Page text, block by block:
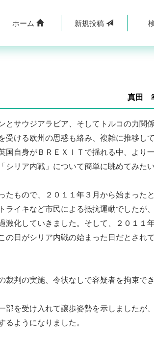
ホーム 新規投稿
真田
サウジアラビア、そしてトルコの力関
ける欧州の思惑も絡み、複雑に推移し
国自身がＢＲＥＸＩＴで揺れる中、より
リア内戦」について簡単に眺めてみたい
もので、２０１１年３月から始まった
イキなど市民による抵抗運動でしたが
化していきました。そして、２０１１年
日がシリア内戦の始まった日だとされ
判の実施、令状なしで容疑者を拘束で
を受け入れて譲歩姿勢を示しましたが
ようになりました。